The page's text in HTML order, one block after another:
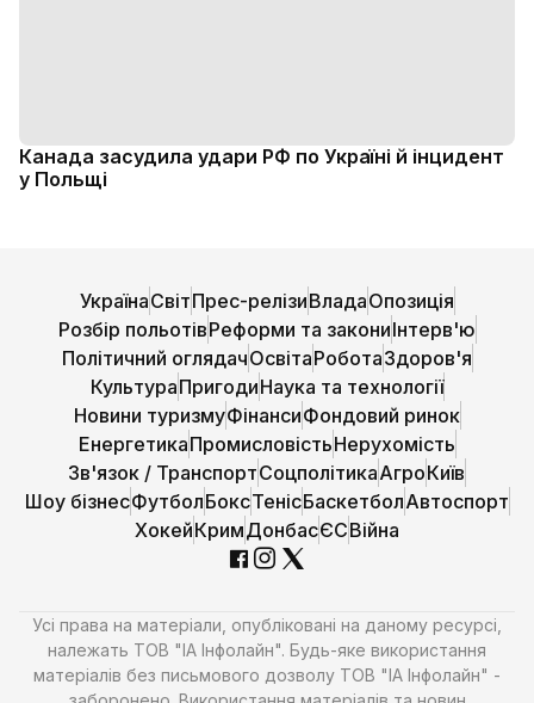
Канада засудила удари РФ по Україні й інцидент
у Польщі
УкраїнаСвітПрес-релізиВладаОпозиція
Розбір польотівРеформи та закониІнтерв'ю
Політичний оглядачОсвітаРоботаЗдоров'я
КультураПригодиНаука та технології
Новини туризмуФінансиФондовий ринок
ЕнергетикаПромисловістьНерухомість
Зв'язок / ТранспортСоцполітикаАгроКиїв
Шоу бізнесФутболБоксТенісБаскетболАвтоспорт
ХокейКримДонбасЄСВійна
Усі права на матеріали, опубліковані на даному ресурсі,
належать ТОВ "ІА Інфолайн". Будь-яке використання
матеріалів без письмового дозволу ТОВ "ІА Інфолайн" -